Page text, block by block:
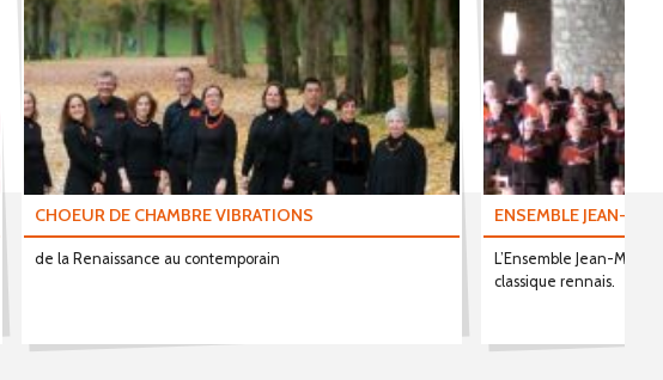
CHOEUR DE CHAMBRE VIBRATIONS
de la Renaissance au contemporain
ENSEMBLE JEAN-
L’Ensemble Jean-
classique rennais.